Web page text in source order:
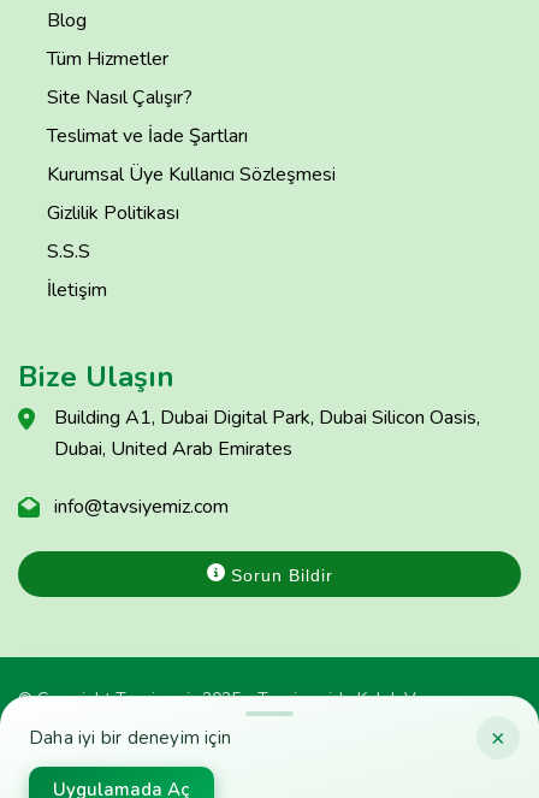
×
Daha iyi bir deneyim için
Uygulamada Aç
Blog
Tüm Hizmetler
Site Nasıl Çalışır?
Teslimat ve İade Şartları
Kurumsal Üye Kullanıcı Sözleşmesi
Gizlilik Politikası
S.S.S
İletişim
Bize Ulaşın
Building A1, Dubai Digital Park, Dubai Silicon Oasis,
Dubai, United Arab Emirates
info@tavsiyemiz.com
Sorun Bildir
© Copyright Tavsiyemiz 2025 - Tavsiyemiz'e Kulak Ver